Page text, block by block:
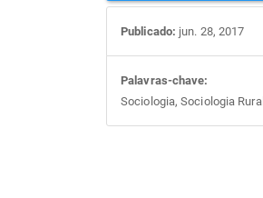
Publicado: jun. 28, 2017
Palavras-chave:
Sociologia, Sociologia Rural